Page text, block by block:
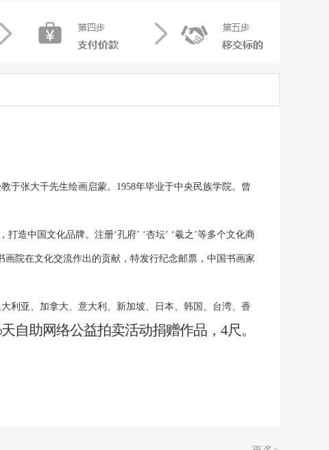
于张大千先生绘画启蒙。1958年毕业于中央民族学院。曾
造中国文化品牌。注册‘孔府’ ‘杏坛’ ‘羲之’等多个文化商
院在文化交流作出的贡献，特发行纪念邮票，中国书画家
利亚、加拿大、意大利、新加坡、日本、韩国、台湾、香
天自助网络公益拍卖活动捐赠作品，4尺。